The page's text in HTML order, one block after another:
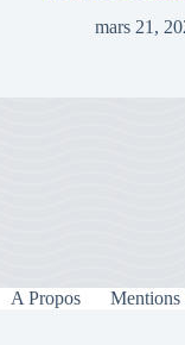
mars 21,
A Propos Mentions